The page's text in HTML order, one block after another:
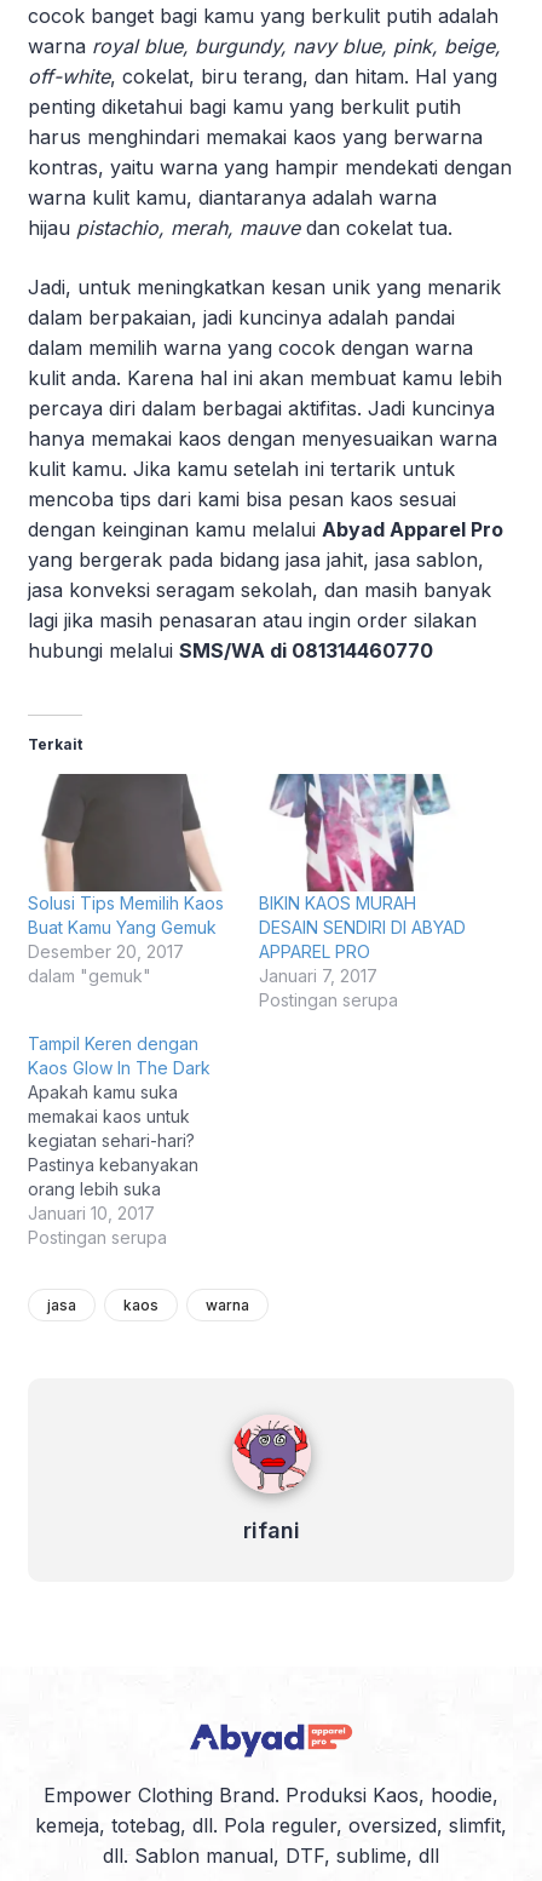
cocok banget bagi kamu yang berkulit putih adalah
warna royal blue, burgundy, navy blue, pink, beige,
off-white, cokelat, biru terang, dan hitam. Hal yang
penting diketahui bagi kamu yang berkulit putih
harus menghindari memakai kaos yang berwarna
kontras, yaitu warna yang hampir mendekati dengan
warna kulit kamu, diantaranya adalah warna
hijau pistachio, merah, mauvedan cokelat tua.
Jadi, untuk meningkatkan kesan unik yang menarik
dalam berpakaian, jadi kuncinya adalah pandai
dalam memilih warna yang cocok dengan warna
kulit anda. Karena hal ini akan membuat kamu lebih
percaya diri dalam berbagai aktifitas. Jadi kuncinya
hanya memakai kaos dengan menyesuaikan warna
kulit kamu. Jika kamu setelah ini tertarik untuk
mencoba tips dari kami bisa pesan kaos sesuai
dengan keinginan kamu melalui Abyad Apparel Pro
yang bergerak pada bidang jasa jahit, jasa sablon,
jasa konveksi seragam sekolah, dan masih banyak
lagi jika masih penasaran atau ingin order silakan
hubungi melalui SMS/WA di 081314460770
Terkait
Solusi Tips Memilih Kaos
Buat Kamu Yang Gemuk
Desember 20, 2017
dalam "gemuk"
BIKIN KAOS MURAH
DESAIN SENDIRI DI ABYAD
APPAREL PRO
Januari 7, 2017
Postingan serupa
Tampil Keren dengan
Kaos Glow In The Dark
Apakah kamu suka
memakai kaos untuk
kegiatan sehari-hari?
Pastinya kebanyakan
orang lebih suka
mengenakan kaos ketika
bersantai. Selain karena
modelnya juga simpel
sehingga tinggal dipakai.
Januari 10, 2017
Postingan serupa
jasa kaos warna
rifani
Empower Clothing Brand. Produksi Kaos, hoodie,
kemeja, totebag, dll. Pola reguler, oversized, slimfit,
dll. Sablon manual, DTF, sublime, dll